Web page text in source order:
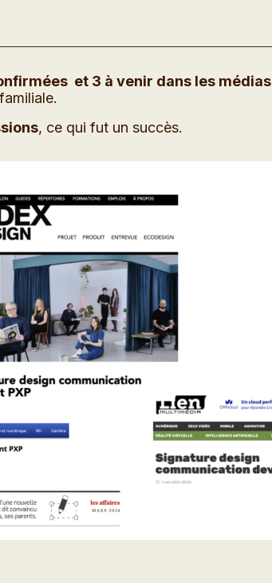
et 3 à venir dans les médias
, ce qui fut un succès.